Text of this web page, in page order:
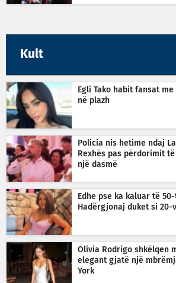
Kult
Egli Tako habit fansat
në plazh
Policia nis hetime ndaj
Rexhës pas përdorimit
një dasmë
Edhe pse ka kaluar të
Hadërgjonaj duket si 20-
Olivia Rodrigo shkëlqen
elegant gjatë një
York